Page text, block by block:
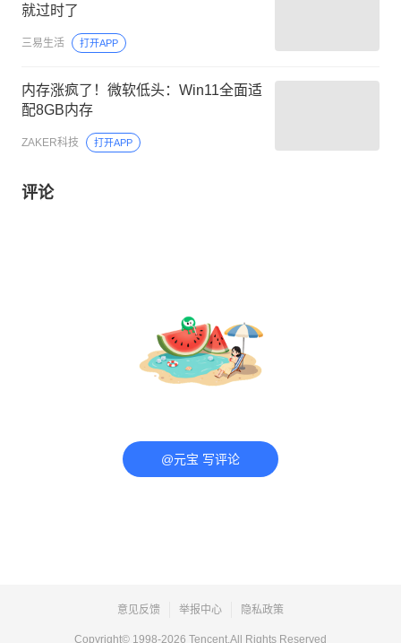
就过时了
三易生活 打开APP
内存涨疯了！微软低头：Win11全面适
配8GB内存
ZAKER科技 打开APP
评论
@元宝 写评论
意见反馈 举报中心 隐私政策
Copyright© 1998-2026 Tencent.All Rights Reserved